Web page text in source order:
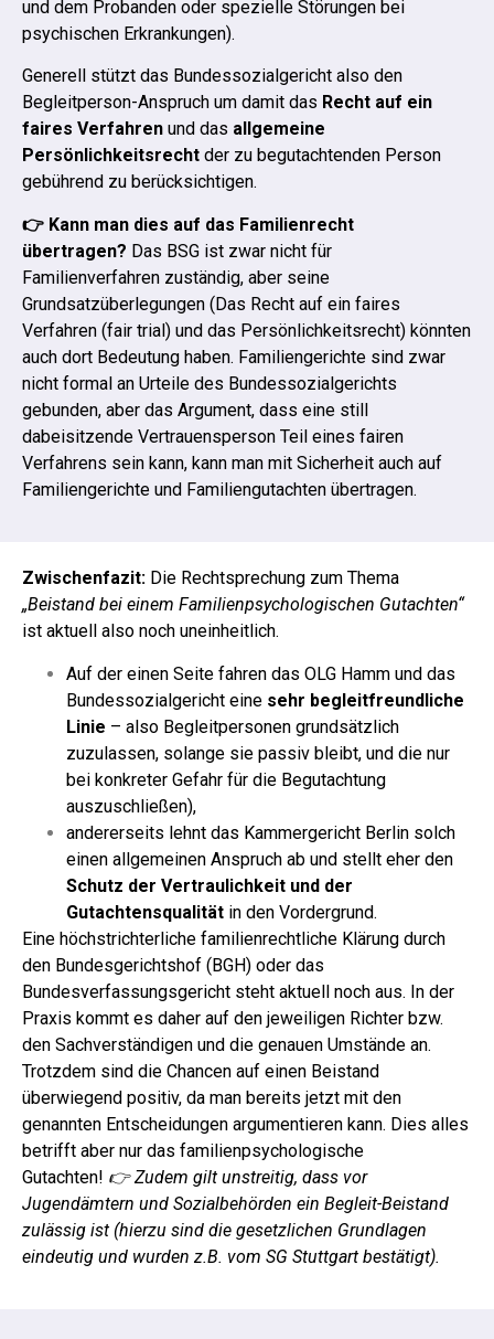
und dem Probanden oder spezielle Störungen bei
psychischen Erkrankungen).
Generell stützt das Bundessozialgericht also den
Begleitperson-Anspruch um damit das Recht auf ein
faires Verfahren und das allgemeine
Persönlichkeitsrecht der zu begutachtenden Person
gebührend zu berücksichtigen.
👉 Kann man dies auf das Familienrecht
übertragen? Das BSG ist zwar nicht für
Familienverfahren zuständig, aber seine
Grundsatzüberlegungen (Das Recht auf ein faires
Verfahren (fair trial) und das Persönlichkeitsrecht) könnten
auch dort Bedeutung haben. Familiengerichte sind zwar
nicht formal an Urteile des Bundessozialgerichts
gebunden, aber das Argument, dass eine still
dabeisitzende Vertrauensperson Teil eines fairen
Verfahrens sein kann, kann man mit Sicherheit auch auf
Familiengerichte und Familiengutachten übertragen.
Zwischenfazit: Die Rechtsprechung zum Thema
„Beistand bei einem Familienpsychologischen Gutachten“
ist aktuell also noch uneinheitlich.
Auf der einen Seite fahren das OLG Hamm und das
Bundessozialgericht eine sehr begleitfreundliche
Linie – also Begleitpersonen grundsätzlich
zuzulassen, solange sie passiv bleibt, und die nur
bei konkreter Gefahr für die Begutachtung
auszuschließen),
andererseits lehnt das Kammergericht Berlin solch
einen allgemeinen Anspruch ab und stellt eher den
Schutz der Vertraulichkeit und der
Gutachtensqualität in den Vordergrund.
Eine höchstrichterliche familienrechtliche Klärung durch
den Bundesgerichtshof (BGH) oder das
Bundesverfassungsgericht steht aktuell noch aus. In der
Praxis kommt es daher auf den jeweiligen Richter bzw.
den Sachverständigen und die genauen Umstände an.
Trotzdem sind die Chancen auf einen Beistand
überwiegend positiv, da man bereits jetzt mit den
genannten Entscheidungen argumentieren kann. Dies alles
betrifft aber nur das familienpsychologische
Gutachten! 👉 Zudem gilt unstreitig, dass vor
Jugendämtern und Sozialbehörden ein Begleit-Beistand
zulässig ist (hierzu sind die gesetzlichen Grundlagen
eindeutig und wurden z.B. vom SG Stuttgart bestätigt).